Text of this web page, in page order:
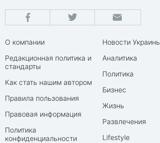
О компании
Редакционная политика и
стандарты
Как стать нашим автором
Правила пользования
Правовая информация
Политика
конфиденциальности
Новости Украины
Аналитика
Политика
Бизнес
Жизнь
Развлечения
Lifestyle